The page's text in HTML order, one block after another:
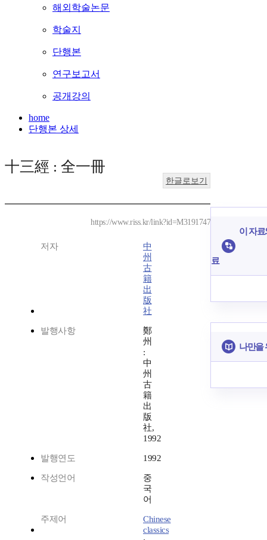
해외학술논문
학술지
단행본
연구보고서
공개강의
home
단행본 상세
十三經 : 全一冊
한글로보기
https://www.riss.kr/link?id=M3191747
저자
中
州
古
籍
出
版
社
발행사항
鄭
州
:
中
州
古
籍
出
版
社,
1992
발행연도 1992
작성언어
중
국
어
주제어
Chinese
classics
이 자료
료
나만을